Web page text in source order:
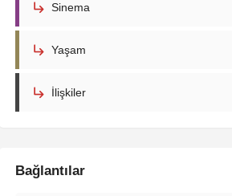
Sinema
Yaşam
İlişkiler
Bağlantılar